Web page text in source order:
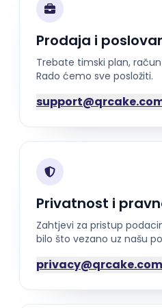
Prodaja i
Trebate timski plan,
Rado ćemo sve posložiti.
Privatnost i
Zahtjevi za pristup
bilo što vezano uz našu
privacy@qrcake.com